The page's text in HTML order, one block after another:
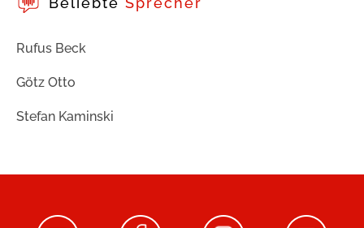
Rufus Beck
Götz Otto
Stefan Kaminski